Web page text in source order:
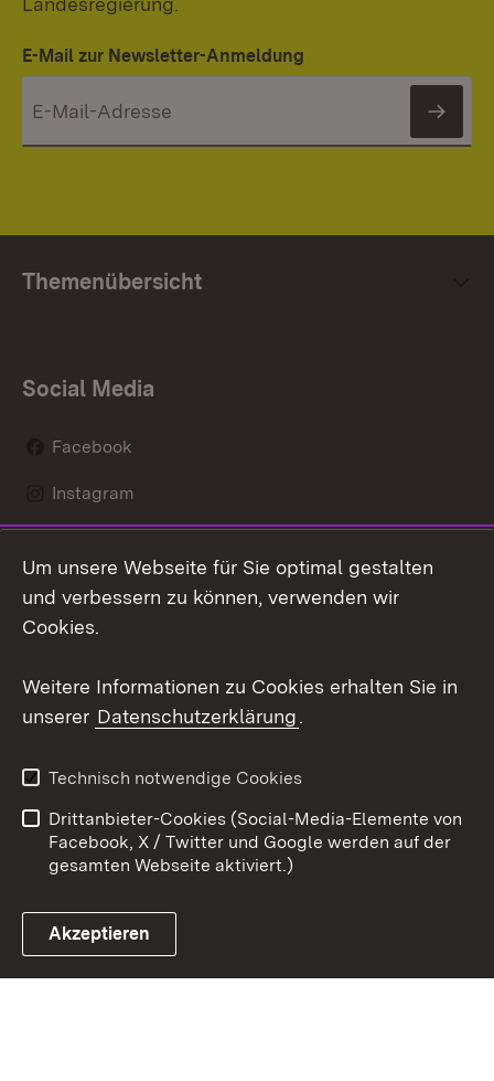
E-Mail zur Newsletter-Anmeldung
Themenübersicht
Social Media
Facebook
Instagram
Social Wall
Youtube
Link zum Landesportal
Kontakt
Datenschutz
Barrierefreiheit
Impressum Cookies
Um unsere Webseite für Sie optimal gestalten
und verbessern zu können, verwenden wir
Cookies.
Weitere Informationen zu Cookies erhalten Sie in
unserer Datenschutzerklärung.
Technisch notwendige Cookies
Drittanbieter-Cookies (Social-Media-Elemente von
Facebook, X / Twitter und Google werden auf der
gesamten Webseite aktiviert.)
Akzeptieren